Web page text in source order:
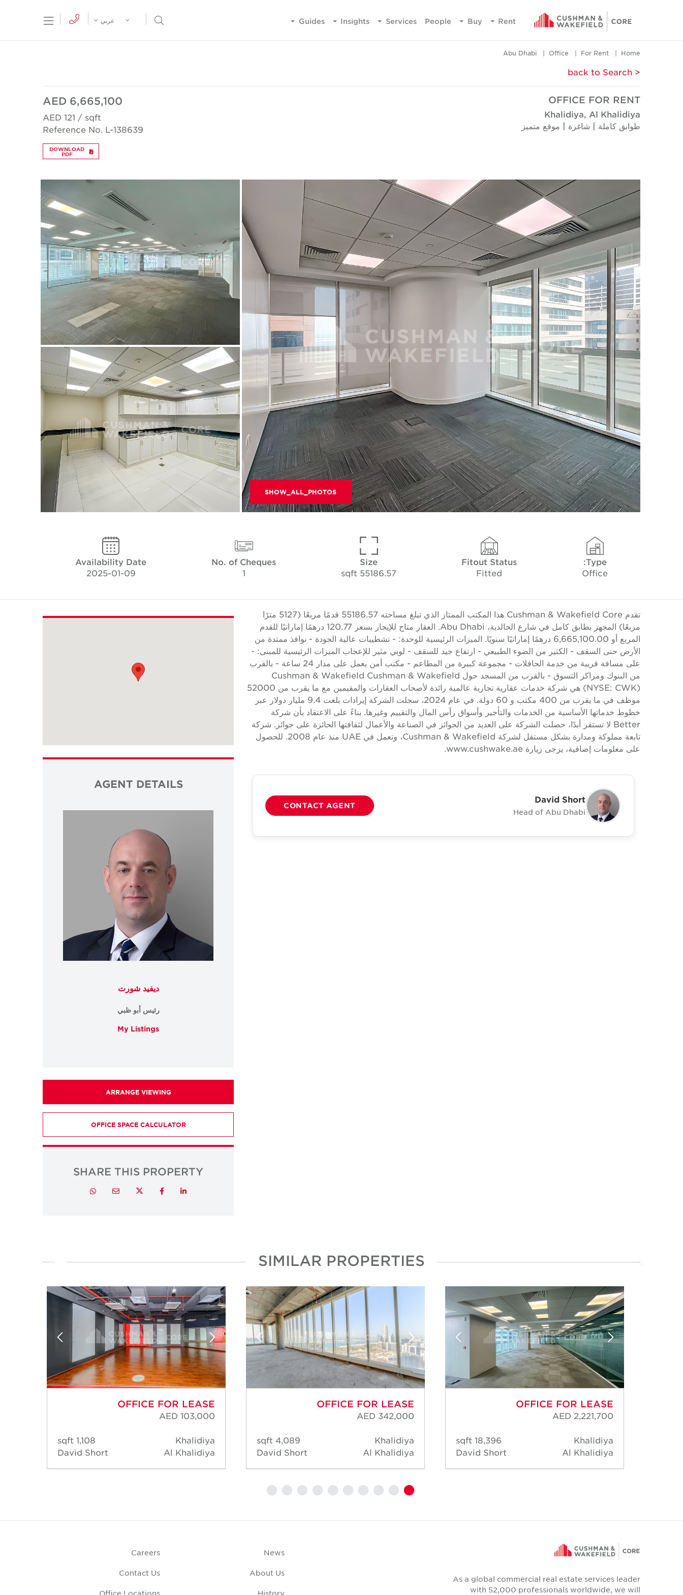
Rent
Buy
People
Services
Insights
Guides
Menu Open Search Menu
عربي
Home
For Rent
Office
Abu Dhabi
< back to Search
OFFICE FOR RENT
Khalidiya, Al Khalidiya
طوابق كاملة | شاغرة | موقع متميز
AED 6,665,100
AED 121 / sqft
Reference No. L-138639
DOWNLOAD
PDF
SHOW_ALL_PHOTOS
Type:
Office
Fitout Status
Fitted
Size
55186.57 sqft
No. of Cheques
1
Availability Date
2025-01-09
تقدم Cushman & Wakefield Core هذا المكتب الممتاز الذي تبلغ مساحته 55186.57 قدمًا مربعًا (5127 مترًا
مربعًا) المجهز بطابق كامل في شارع الخالدية، Abu Dhabi. العقار متاح للإيجار بسعر 120.77 درهمًا إماراتيًا للقدم
المربع أو 6,665,100.00 درهمًا إماراتيًا سنويًا. الميزات الرئيسية للوحدة: - تشطيبات عالية الجودة - نوافذ ممتدة من
الأرض حتى السقف - الكثير من الضوء الطبيعي - ارتفاع جيد للسقف - لوبي مثير للإعجاب الميزات الرئيسية للمبنى: -
على مسافة قريبة من خدمة الحافلات - مجموعة كبيرة من المطاعم - مكتب أمن يعمل على مدار 24 ساعة - بالقرب
من البنوك ومراكز التسوق - بالقرب من المسجد حول Cushman & Wakefield Cushman & Wakefield
(NYSE: CWK) هي شركة خدمات عقارية تجارية عالمية رائدة لأصحاب العقارات والمقيمين مع ما يقرب من 52000
موظف في ما يقرب من 400 مكتب و 60 دولة. في عام 2024، سجلت الشركة إيرادات بلغت 9.4 مليار دولار عبر
خطوط خدماتها الأساسية من الخدمات والتأجير وأسواق رأس المال والتقييم وغيرها. بناءً على الاعتقاد بأن شركة
Better لا تستقر أبدًا، حصلت الشركة على العديد من الجوائز في الصناعة والأعمال لثقافتها الحائزة على جوائز. شركة
تابعة مملوكة ومدارة بشكل مستقل لشركة Cushman & Wakefield، وتعمل في UAE منذ عام 2008. للحصول
على معلومات إضافية، يرجى زيارة www.cushwake.ae.
David Short
Head of Abu Dhabi
CONTACT AGENT
AGENT DETAILS
ديفيد شورت
رئيس أبو ظبي
My Listings
ARRANGE VIEWING
OFFICE SPACE CALCULATOR
SHARE THIS PROPERTY
LinkedIn
Facebook
Twitter
Email
Whatsapp
SIMILAR PROPERTIES
OFFICE FOR LEASE
AED 2,221,700
Khalidiya
Al Khalidiya
18,396 sqft
David Short
OFFICE FOR LEASE
AED 342,000
Khalidiya
Al Khalidiya
4,089 sqft
David Short
OFFICE FOR LEASE
AED 103,000
Khalidiya
Al Khalidiya
1,108 sqft
David Short
As a global commercial real estate services leader
with 52,000 professionals worldwide, we will
News
About Us
History
Careers
Contact Us
Office Locations